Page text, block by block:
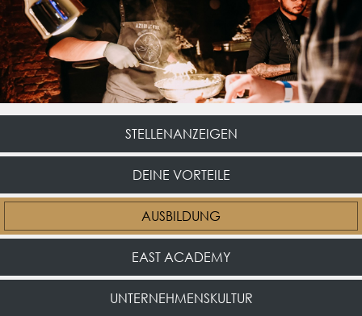
STELLENANZEIGEN
DEINE VORTEILE
AUSBILDUNG
EAST ACADEMY
UNTERNEHMENSKULTUR